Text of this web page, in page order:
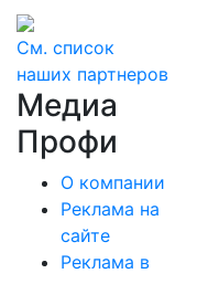
См. список
наших партнеров
Медиа
Профи
О компании
Реклама на
сайте
Реклама в